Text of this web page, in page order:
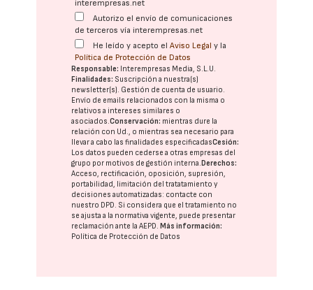
interempresas.net
Autorizo el envío de comunicaciones
de terceros vía interempresas.net
He leído y acepto elAviso Legal y la
Política de Protección de Datos
Responsable: Interempresas Media, S.L.U.
Finalidades: Suscripción a nuestra(s)
newsletter(s). Gestión de cuenta de usuario.
Envío de emails relacionados con la misma o
relativos a intereses similares o
asociados.Conservación: mientras dure la
relación con Ud., o mientras sea necesario para
llevar a cabo las finalidades especificadasCesión:
Los datos pueden cederse a otras empresas del
grupo por motivos de gestión interna. Derechos:
Acceso, rectificación, oposición, supresión,
portabilidad, limitación del tratatamiento y
decisiones automatizadas: contacte con
nuestro DPD. Si considera que el tratamiento no
se ajusta a la normativa vigente, puede presentar
reclamación ante laAEPD. Más información:
Política de Protección de Datos